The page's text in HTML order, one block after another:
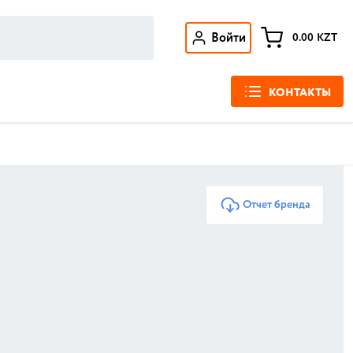
Войти 0.00 KZT
КОНТАКТЫ
Отчет бренда